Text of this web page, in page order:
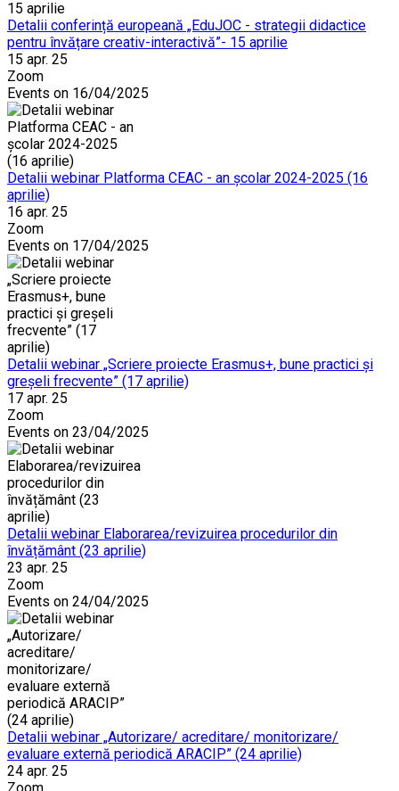
Detalii conferință europeană „EduJOC - strategii didactice
pentru învățare creativ-interactivă”- 15 aprilie
15 apr. 25
Zoom
Events on 16/04/2025
Detalii webinar Platforma CEAC - an școlar 2024-2025 (16
aprilie)
16 apr. 25
Zoom
Events on 17/04/2025
Detalii webinar „Scriere proiecte Erasmus+, bune practici și
greșeli frecvente” (17 aprilie)
17 apr. 25
Zoom
Events on 23/04/2025
Detalii webinar Elaborarea/revizuirea procedurilor din
învățământ (23 aprilie)
23 apr. 25
Zoom
Events on 24/04/2025
Detalii webinar „Autorizare/ acreditare/ monitorizare/
evaluare externă periodică ARACIP” (24 aprilie)
24 apr. 25